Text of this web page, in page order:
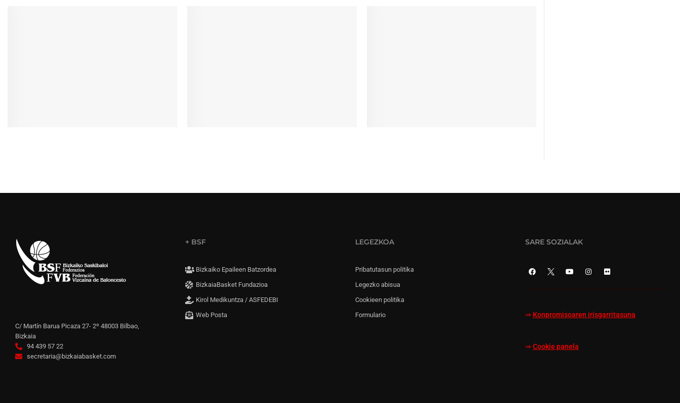
C/ Martín Barua Picaza 27- 2º 48003 Bilbao,
Bizkaia
94 439 57 22
secretaria@bizkaiabasket.com
+ BSF
Bizkaiko Epaileen Batzordea
BizkaiaBasket Fundazioa
Kirol Medikuntza / ASFEDEBI
Web Posta
LEGEZKOA
Pribatutasun politika
Legezko abisua
Cookieen politika
Formulario
SARE SOZIALAK
⇒ Konpromisoaren irisgarritasuna
⇒ Cookie panela